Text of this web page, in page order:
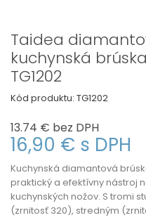
Taidea
kuchynská
TG1202
Kód produktu: TG1202
13.74 € bez DPH
16,90 € s DPH
Kuchynská diamantová
praktický a efektívny nástroj
kuchynských nožov. S tromi
(zrnitosť 320), stredným